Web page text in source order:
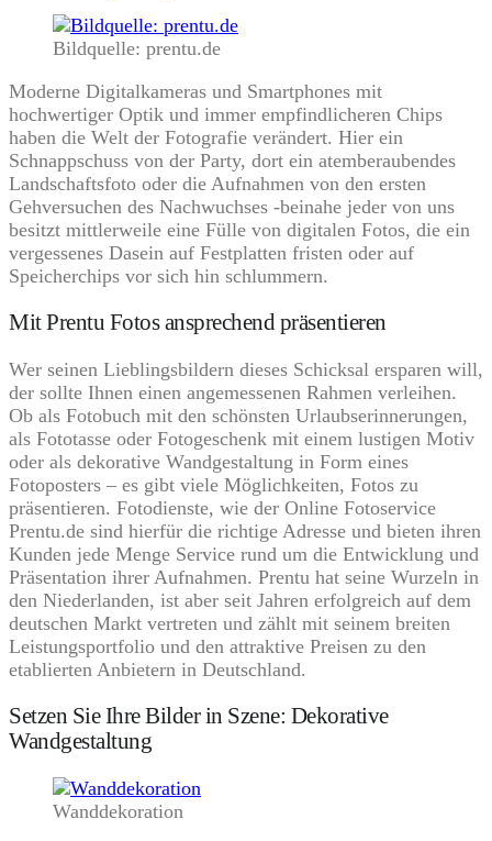
Bildquelle: prentu.de
Moderne Digitalkameras und Smartphones mit
hochwertiger Optik und immer empfindlicheren Chips
haben die Welt der Fotografie verändert. Hier ein
Schnappschuss von der Party, dort ein atemberaubendes
Landschaftsfoto oder die Aufnahmen von den ersten
Gehversuchen des Nachwuchses -beinahe jeder von uns
besitzt mittlerweile eine Fülle von digitalen Fotos, die ein
vergessenes Dasein auf Festplatten fristen oder auf
Speicherchips vor sich hin schlummern.
Mit Prentu Fotos ansprechend präsentieren
Wer seinen Lieblingsbildern dieses Schicksal ersparen will,
der sollte Ihnen einen angemessenen Rahmen verleihen.
Ob als Fotobuch mit den schönsten Urlaubserinnerungen,
als Fototasse oder Fotogeschenk mit einem lustigen Motiv
oder als dekorative Wandgestaltung in Form eines
Fotoposters – es gibt viele Möglichkeiten, Fotos zu
präsentieren. Fotodienste, wie der Online Fotoservice
Prentu.de sind hierfür die richtige Adresse und bieten ihren
Kunden jede Menge Service rund um die Entwicklung und
Präsentation ihrer Aufnahmen. Prentu hat seine Wurzeln in
den Niederlanden, ist aber seit Jahren erfolgreich auf dem
deutschen Markt vertreten und zählt mit seinem breiten
Leistungsportfolio und den attraktive Preisen zu den
etablierten Anbietern in Deutschland.
Setzen Sie Ihre Bilder in Szene: Dekorative
Wandgestaltung
Wanddekoration